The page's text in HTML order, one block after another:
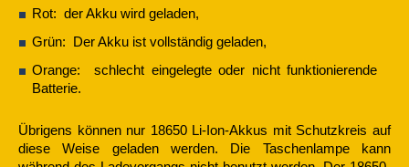
Rot: der Akku wird geladen,
Grün: Der Akku ist vollständig geladen,
Orange: schlecht eingelegte oder nicht funktionierende
Batterie.
Übrigens können nur 18650 Li-Ion-Akkus mit Schutzkreis auf
diese Weise geladen werden. Die Taschenlampe kann